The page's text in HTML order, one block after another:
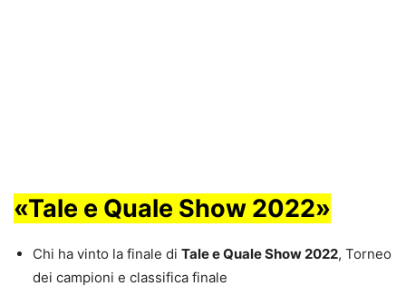
«Tale e Quale Show 2022»
Chi ha vinto la finale di Tale e Quale Show 2022, Torneo
dei campioni e classifica finale